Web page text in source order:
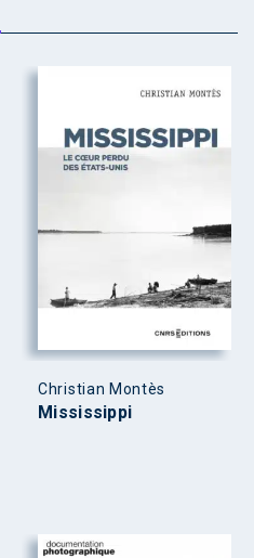
Christian Montès
Mississippi